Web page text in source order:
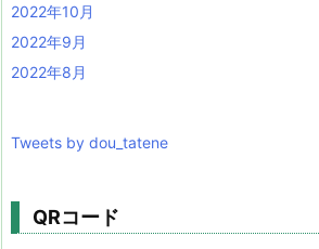
2022年10月
2022年9月
2022年8月
Tweets by dou_tatene
QRコード